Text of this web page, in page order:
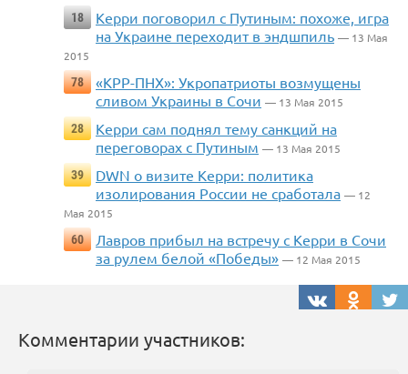
18
Керри поговорил с Путиным: похоже, игра
на Украине переходит в эндшпиль — 13 Мая
2015
78
«КРР-ПНХ»: Укропатриоты возмущены
сливом Украины в Сочи — 13 Мая 2015
28
Керри сам поднял тему санкций на
переговорах с Путиным — 13 Мая 2015
39
DWN о визите Керри: политика
изолирования России не сработала — 12
Мая 2015
60
Лавров прибыл на встречу с Керри в Сочи
за рулем белой «Победы» — 12 Мая 2015
Комментарии участников: